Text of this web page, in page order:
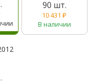
90 шт.
10 431₽
В наличии